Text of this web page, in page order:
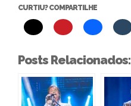
CURTIU? COMPARTILHE
Posts Relacionados: